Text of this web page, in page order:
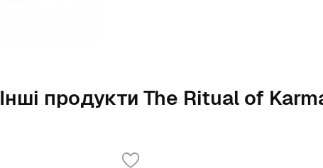
Інші продукти The Ritual of